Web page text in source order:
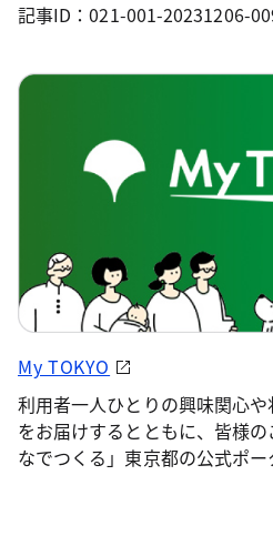
記事ID：021-001-20231206-
My TOKYO
利用者一人ひとりの興味関心
をお届けするとともに、皆様
なでつくる」東京都の公式ポー